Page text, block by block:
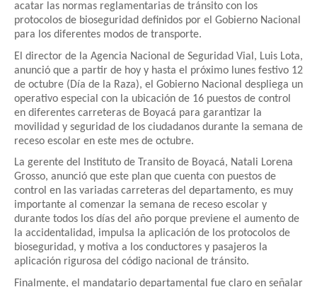
acatar las normas reglamentarias de tránsito con los
protocolos de bioseguridad definidos por el Gobierno Nacional
para los diferentes modos de transporte.
El director de la Agencia Nacional de Seguridad Vial, Luis Lota,
anunció que a partir de hoy y hasta el próximo lunes festivo 12
de octubre (Día de la Raza), el Gobierno Nacional despliega un
operativo especial con la ubicación de 16 puestos de control
en diferentes carreteras de Boyacá para garantizar la
movilidad y seguridad de los ciudadanos durante la semana de
receso escolar en este mes de octubre.
La gerente del Instituto de Transito de Boyacá, Natali Lorena
Grosso, anunció que este plan que cuenta con puestos de
control en las variadas carreteras del departamento, es muy
importante al comenzar la semana de receso escolar y
durante todos los días del año porque previene el aumento de
la accidentalidad, impulsa la aplicación de los protocolos de
bioseguridad, y motiva a los conductores y pasajeros la
aplicación rigurosa del código nacional de tránsito.
Finalmente, el mandatario departamental fue claro en señalar